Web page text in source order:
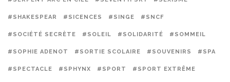
#SHAKESPEAR #SICENCES #SINGE #SNCF
#SOCIÉTÉ SECRÈTE #SOLEIL #SOLIDARITÉ #SOMMEIL
#SOPHIE ADENOT #SORTIE SCOLAIRE #SOUVENIRS #SPA
#SPECTACLE #SPHYNX #SPORT #SPORT EXTRÊME